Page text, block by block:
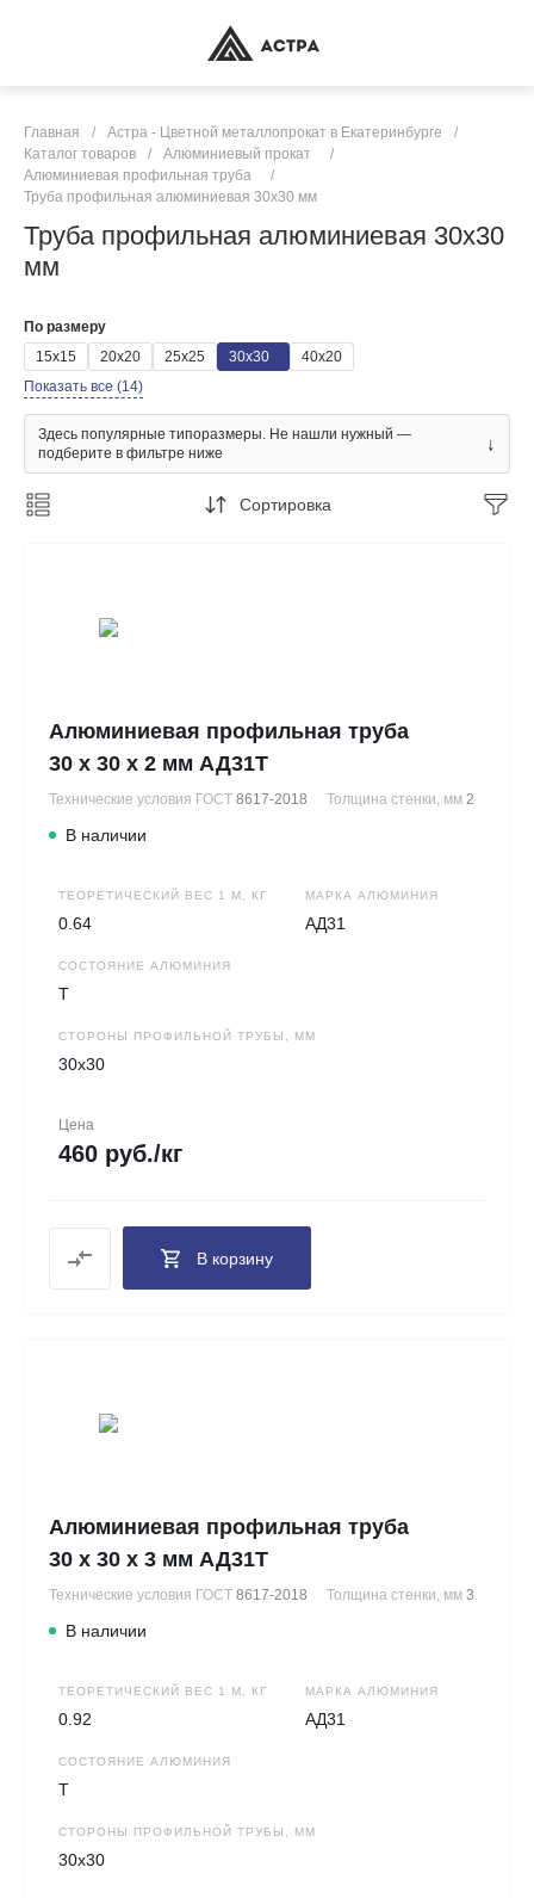
Главная / Астра - Цветной металлопрокат в Екатеринбурге
/
Каталог товаров
/ Алюминиевый прокат
/
Алюминиевая профильная труба
/
Труба профильная алюминиевая 30х30 мм
Труба профильная алюминиевая 30х30
мм
По размеру
15х15
20х20 25х25 30х30
40х20
Показать все (14)
Здесь популярные типоразмеры. Не нашли нужный —
подберите в фильтре ниже
↓
Сортировка
Алюминиевая профильная труба
30 х 30 х 2 мм АД31Т
Технические условия ГОСТ 8617-2018 Толщина стенки, мм 2
В наличии
ТЕОРЕТИЧЕСКИЙ ВЕС 1 М, КГ
0.64
МАРКА АЛЮМИНИЯ
АД31
СОСТОЯНИЕ АЛЮМИНИЯ
Т
СТОРОНЫ ПРОФИЛЬНОЙ ТРУБЫ, ММ
30х30
Цена
460 руб./кг
В корзину
Алюминиевая профильная труба
30 х 30 х 3 мм АД31Т
Технические условия ГОСТ 8617-2018 Толщина стенки, мм 3
В наличии
ТЕОРЕТИЧЕСКИЙ ВЕС 1 М, КГ
0.92
МАРКА АЛЮМИНИЯ
АД31
СОСТОЯНИЕ АЛЮМИНИЯ
Т
СТОРОНЫ ПРОФИЛЬНОЙ ТРУБЫ, ММ
30х30